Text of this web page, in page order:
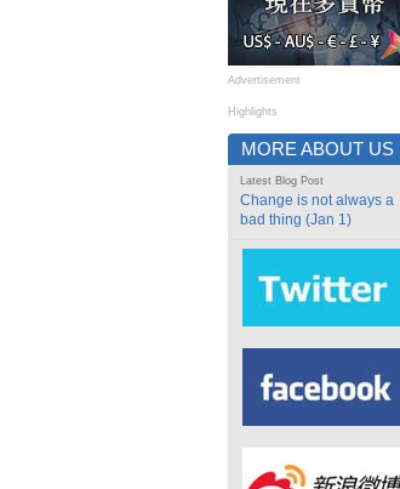
Advertisement
Highlights
MORE ABOUT US
Latest Blog Post
Change is not always a
bad thing (Jan 1)